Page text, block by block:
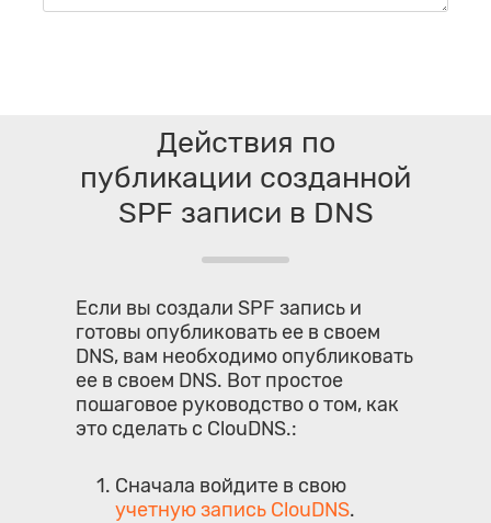
Действия по
публикации созданной
SPF записи в DNS
Если вы создали SPF запись и
готовы опубликовать ее в своем
DNS, вам необходимо опубликовать
ее в своем DNS. Вот простое
пошаговое руководство о том, как
это сделать с ClouDNS.:
Сначала войдите в свою
учетную запись ClouDNS.